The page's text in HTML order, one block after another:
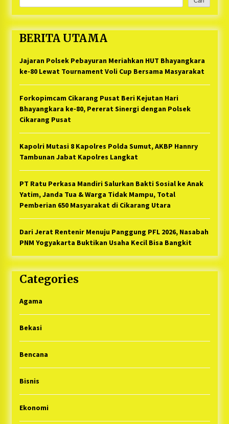
BERITA UTAMA
Jajaran Polsek Pebayuran Meriahkan HUT Bhayangkara
ke-80 Lewat Tournament Voli Cup Bersama Masyarakat
Forkopimcam Cikarang Pusat Beri Kejutan Hari
Bhayangkara ke-80, Pererat Sinergi dengan Polsek
Cikarang Pusat
Kapolri Mutasi 8 Kapolres Polda Sumut, AKBP Hannry
Tambunan Jabat Kapolres Langkat
PT Ratu Perkasa Mandiri Salurkan Bakti Sosial ke Anak
Yatim, Janda Tua & Warga Tidak Mampu, Total
Pemberian 650 Masyarakat di Cikarang Utara
Dari Jerat Rentenir Menuju Panggung PFL 2026, Nasabah
PNM Yogyakarta Buktikan Usaha Kecil Bisa Bangkit
Categories
Agama
Bekasi
Bencana
Bisnis
Ekonomi